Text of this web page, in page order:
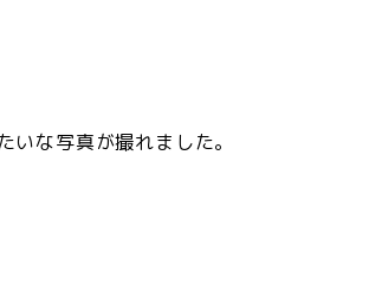
いな写真が撮れました。